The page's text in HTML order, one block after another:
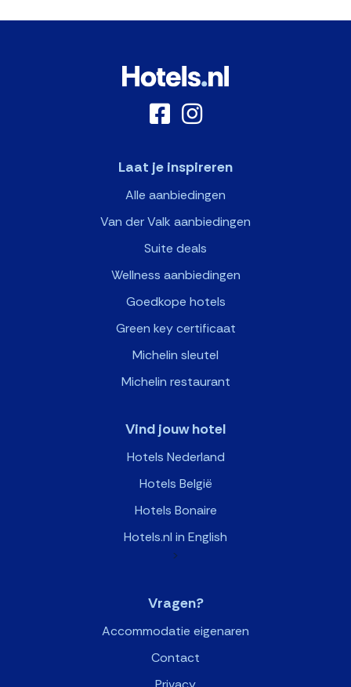
Laat je inspireren
Alle aanbiedingen
Van der Valk aanbiedingen
Suite deals
Wellness aanbiedingen
Goedkope hotels
Green key certificaat
Michelin sleutel
Michelin restaurant
Vind jouw hotel
Hotels Nederland
Hotels België
Hotels Bonaire
Hotels.nl in English
>
Vragen?
Accommodatie eigenaren
Contact